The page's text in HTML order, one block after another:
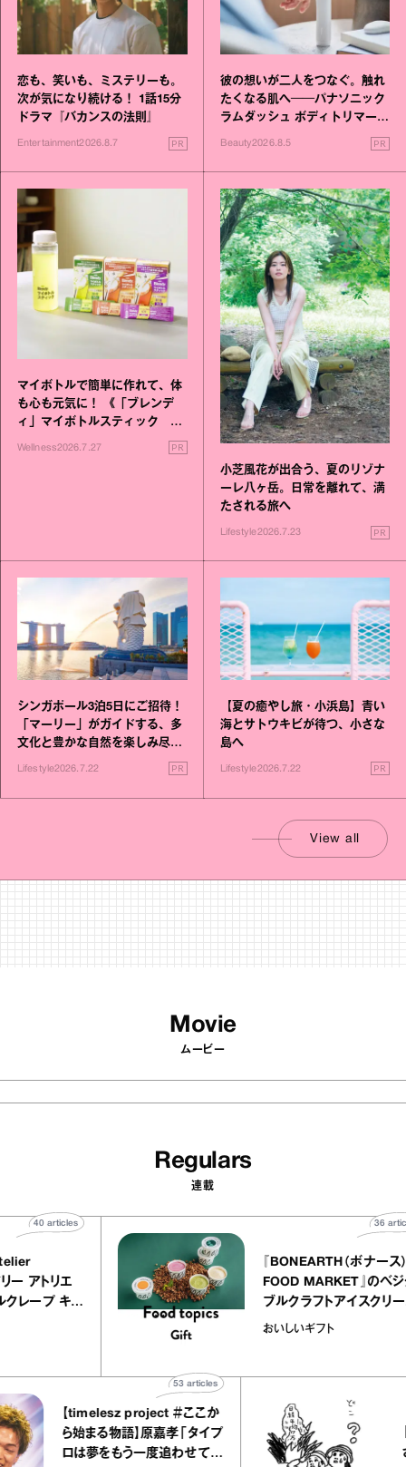
恋も、笑いも、ミステリーも。
次が気になり続ける！ 1話15分
ドラマ『バカンスの法則』
Entertainment2026.8.7 PR
彼の想いが二人をつなぐ。触れ
たくなる肌へ──パナソニック
ラムダッシュ ボディトリマーが
Beauty2026.8.5 PR
マイボトルで簡単に作れて、体
も心も元気に！ 《「ブレンデ
ィ」マイボトルスティック い
いこと毎日》シリーズが誕生
Wellness2026.7.27 PR
小芝風花が出合う、夏のリゾナ
ーレ八ヶ岳。日常を離れて、満
たされる旅へ
Lifestyle2026.7.23 PR
シンガポール3泊5日にご招待！
「マーリー」がガイドする、多
文化と豊かな自然を楽しみ尽く
Lifestyle2026.7.22 PR
【夏の癒やし旅・小浜島】青い
海とサトウキビが待つ、小さな
島へ
Lifestyle2026.7.22 PR
View all
Movie
ムービー
Regulars
連載
atelier
アリー アトリエ
ミルクレープ キャ
40articles
『BONEARTH（ボナ
FOOD MARKET』の
ブルクラフトアイス
｜真野知子の「おい
おいしいギフト
【timelesz project ＃ここか
ら始まる物語】原嘉孝「タイプ
ロは夢をもう一度追わせてく
articles
さ